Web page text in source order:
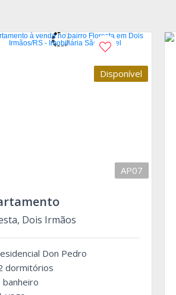
Disponível
AP07
Dois Irmãos
Don Pedro
dormitórios
banheiro